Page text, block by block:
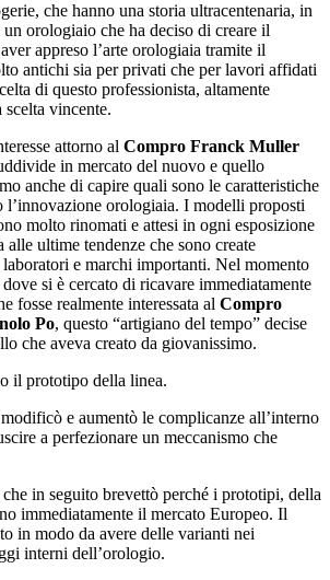
che hanno una storia ultracentenaria, in
un orologiaio che ha deciso di creare il
appreso l’arte orologiaia tramite il
antichi sia per privati che per lavori affidati
di questo professionista, altamente
scelta vincente.
attorno al Compro Franck Muller
in mercato del nuovo e quello
anche di capire quali sono le caratteristiche
l’innovazione orologiaia. I modelli proposti
molto rinomati e attesi in ogni esposizione
alle ultime tendenze che sono create
laboratori e marchi importanti. Nel momento
si è cercato di ricavare immediatamente
fosse realmente interessata al Compro
Po, questo “artigiano del tempo” decise
che aveva creato da giovanissimo.
il prototipo della linea.
e aumentò le complicanze all’interno
a perfezionare un meccanismo che
in seguito brevettò perché i prototipi, della
immediatamente il mercato Europeo. Il
in modo da avere delle varianti nei
interni dell’orologio.